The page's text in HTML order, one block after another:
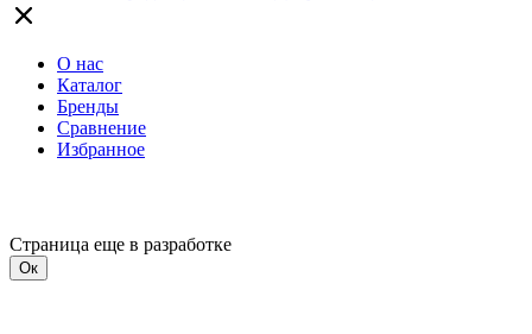
О нас
Каталог
Бренды
Сравнение
Избранное
Страница еще в разработке
Ок